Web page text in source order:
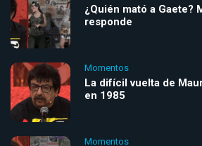
¿Quién mató a Gaete?
responde
Momentos
La difícil vuelta de
en 1985
Momentos